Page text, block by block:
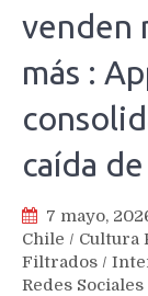
venden
más :
caída
7 mayo,
Chile / Cultura
Filtrados /
Redes Sociales